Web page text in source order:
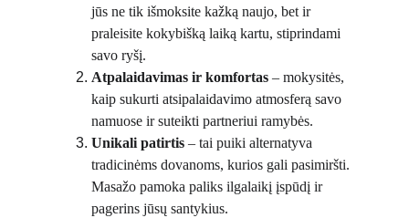
jūs ne tik išmoksite kažką naujo, bet ir
praleisite kokybišką laiką kartu, stiprindami
savo ryšį.
Atpalaidavimas ir komfortas – mokysitės,
kaip sukurti atsipalaidavimo atmosferą savo
namuose ir suteikti partneriui ramybės.
Unikali patirtis – tai puiki alternatyva
tradicinėms dovanoms, kurios gali pasimiršti.
Masažo pamoka paliks ilgalaikį įspūdį ir
pagerins jūsų santykius.